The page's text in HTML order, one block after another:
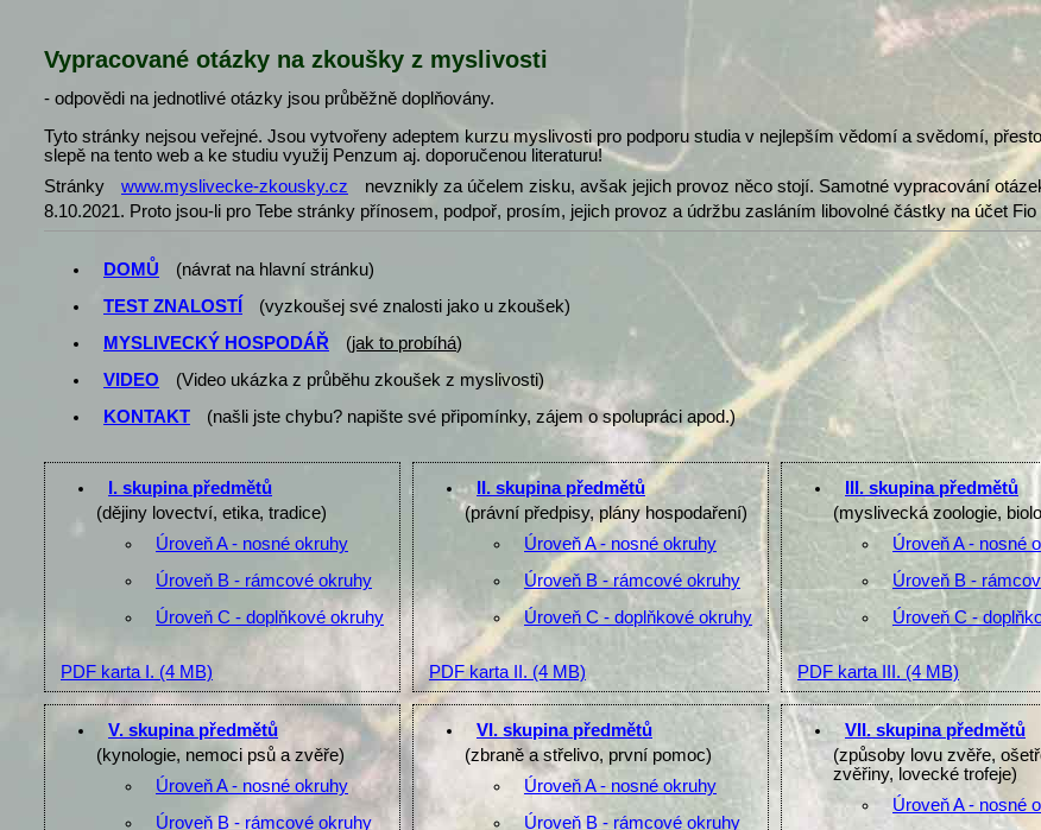
Vypracované otázky na zkoušky z myslivosti
- odpovědi na jednotlivé otázky jsou průběžně doplňovány.
Tyto stránky nejsou veřejné. Jsou vytvořeny adeptem kurzu myslivosti pro podporu studia v nejlepším vědomí a svědomí,
slepě na tento web a ke studiu využij Penzum aj. doporučenou literaturu!
Stránky
www.myslivecke-zkousky.cz
nevznikly za účelem zisku, avšak jejich provoz něco stojí. Samotné vypracování
8.10.2021. Proto jsou-li pro Tebe stránky přínosem, podpoř, prosím, jejich provoz a údržbu zasláním libovolné částky na účet
DOMŮ
(návrat na hlavní stránku)
TEST ZNALOSTÍ
(vyzkoušej své znalosti jako u zkoušek)
MYSLIVECKÝ HOSPODÁŘ
(jak to probíhá)
VIDEO
(Video ukázka z průběhu zkoušek z myslivosti)
KONTAKT
(našli jste chybu? napište své připomínky, zájem o spolupráci apod.)
I. skupina předmětů
(dějiny lovectví, etika, tradice)
Úroveň A - nosné okruhy
Úroveň B - rámcové okruhy
Úroveň C - doplňkové okruhy
PDF karta I. (4 MB)
II. skupina předmětů
(právní předpisy, plány hospodaření)
Úroveň A - nosné okruhy
Úroveň B - rámcové okruhy
Úroveň C - doplňkové okruhy
PDF karta II. (4 MB)
III. skupina předmětů
(myslivecká zoologie,
Úroveň A - nosné
Úroveň B -
Úroveň C -
PDF karta III. (4 MB)
V. skupina předmětů
(kynologie, nemoci psů a zvěře)
Úroveň A - nosné okruhy
Úroveň B - rámcové okruhy
VI. skupina předmětů
(zbraně a střelivo, první pomoc)
Úroveň A - nosné okruhy
Úroveň B - rámcové okruhy
VII. skupina předmětů
(způsoby lovu zvěře,
zvěřiny, lovecké trofeje)
Úroveň A - nosné